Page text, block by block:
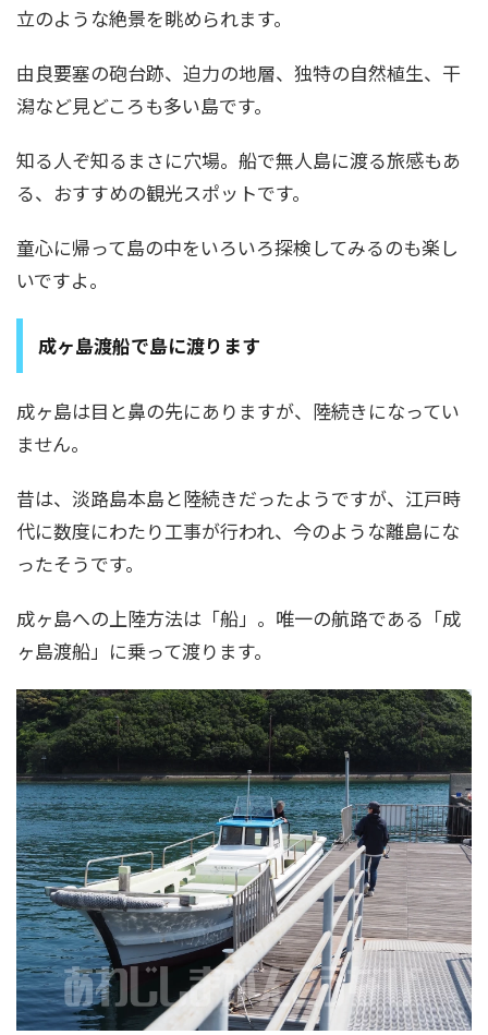
立のような絶景を眺められます。
由良要塞の砲台跡、迫力の地層、独特の自然植生、干
潟など見どころも多い島です。
知る人ぞ知るまさに穴場。船で無人島に渡る旅感もあ
る、おすすめの観光スポットです。
童心に帰って島の中をいろいろ探検してみるのも楽し
いですよ。
成ヶ島渡船で島に渡ります
成ヶ島は目と鼻の先にありますが、陸続きになってい
ません。
昔は、淡路島本島と陸続きだったようですが、江戸時
代に数度にわたり工事が行われ、今のような離島にな
ったそうです。
成ヶ島への上陸方法は「船」。唯一の航路である「成
ヶ島渡船」に乗って渡ります。